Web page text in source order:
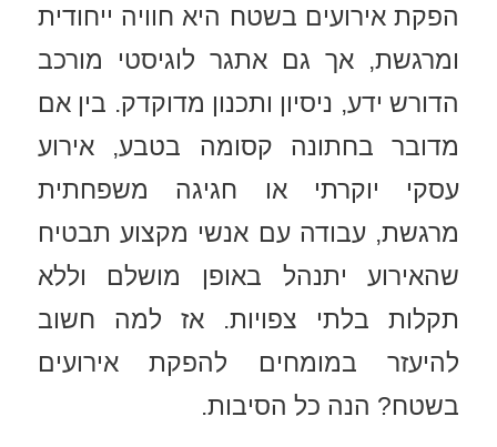
הפקת אירועים בשטח היא חוויה ייחודית
ומרגשת, אך גם אתגר לוגיסטי מורכב
הדורש ידע, ניסיון ותכנון מדוקדק. בין אם
מדובר בחתונה קסומה בטבע, אירוע
עסקי יוקרתי או חגיגה משפחתית
מרגשת, עבודה עם אנשי מקצוע תבטיח
שהאירוע יתנהל באופן מושלם וללא
תקלות בלתי צפויות. אז למה חשוב
להיעזר במומחים להפקת אירועים
בשטח? הנה כל הסיבות.